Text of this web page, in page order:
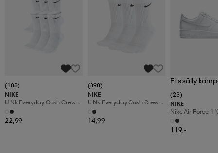
(188)
NIKE
U Nk Everyday Cush Crew
6pr-Bd
22,99
(898)
NIKE
U Nk Everyday Cush Crew
3pr
14,99
Ei sisälly
(23)
NIKE
Nike Air Force 1
Shoes
119,-